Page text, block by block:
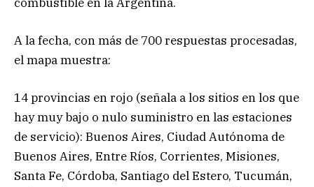
A la fecha, con más de 700 respuestas procesadas,
el mapa muestra:
14 provincias en rojo (señala a los sitios en los que
hay muy bajo o nulo suministro en las estaciones
de servicio): Buenos Aires, Ciudad Autónoma de
Buenos Aires, Entre Ríos, Corrientes, Misiones,
Santa Fe, Córdoba, Santiago del Estero, Tucumán,